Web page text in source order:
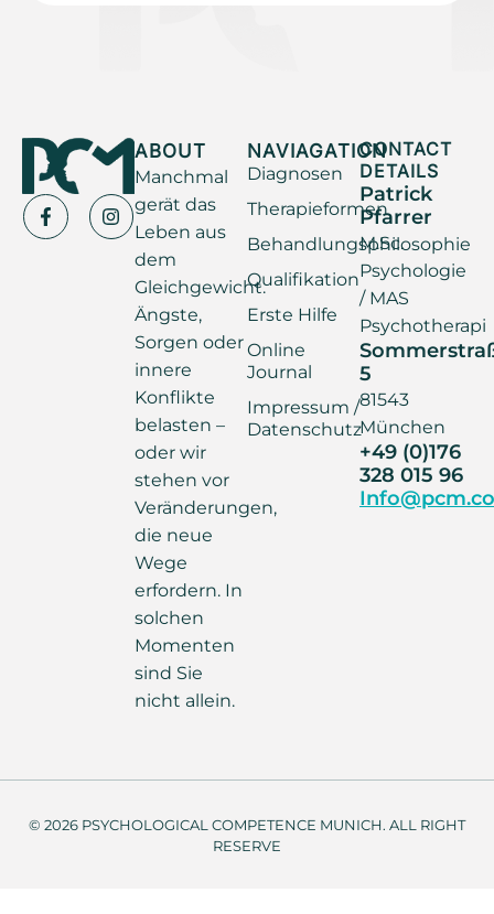
ABOUT
Manchmal
gerät das
Leben aus
dem
Gleichgewicht.
Ängste,
Sorgen oder
innere
Konflikte
belasten –
oder wir
stehen vor
Veränderungen,
die neue
Wege
erfordern. In
solchen
Momenten
sind Sie
nicht allein.
NAVIAGATION
Diagnosen
Therapieformen
Behandlungsphilosophie
Qualifikation
Erste Hilfe
Online
Journal
Impressum /
Datenschutz
CONTACT
DETAILS
Patrick
Pfarrer
M.Sc.
Psychologie
/ MAS
Psychotherapi
5
81543
München
+49 (0)176
328 015 96
© 2026 PSYCHOLOGICAL COMPETENCE MUNICH. ALL RIGHT
RESERVE